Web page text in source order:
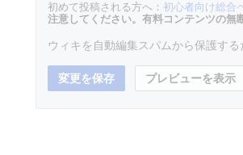
初めて投稿される方へ： 初心者向け総合
注意してください。有料コンテンツの無
ウィキを自動編集スパムから保護す